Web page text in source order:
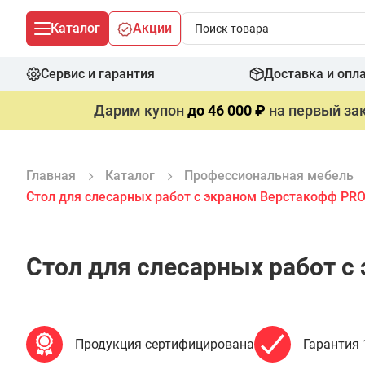
Каталог Акции
Сервис и гарантия Доставка и
Дарим купондо 46 000 ₽ на первый
Главная Каталог Профессиональная мебель
Стол для слесарных работ с экраном Верстакофф
Стол для слесарных работ с
Продукция сертифицирована Гарантия